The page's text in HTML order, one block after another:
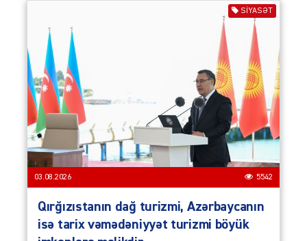
SIYASƏT
03.08.2026 5542
Qırğızıstanın dağ turizmi, Azərbaycanın
isə tarix vəmədəniyyət turizmi böyük